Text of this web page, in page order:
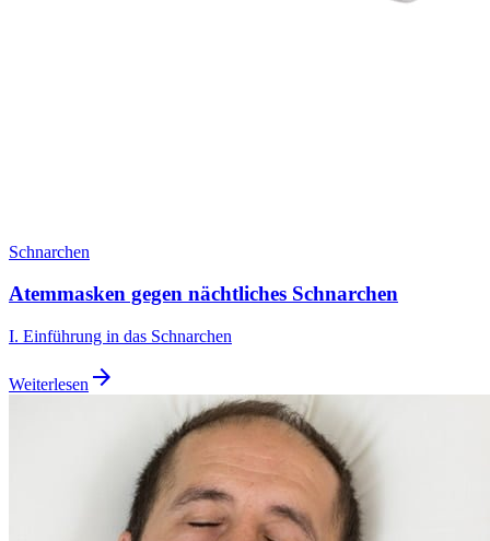
Schnarchen
Atemmasken gegen nächtliches Schnarchen
I. Einführung in das Schnarchen
Weiterlesen arrow_forward